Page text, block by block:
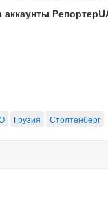
Грузия Столтенберг